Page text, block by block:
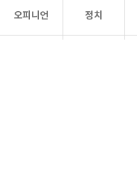
오피니언 정치